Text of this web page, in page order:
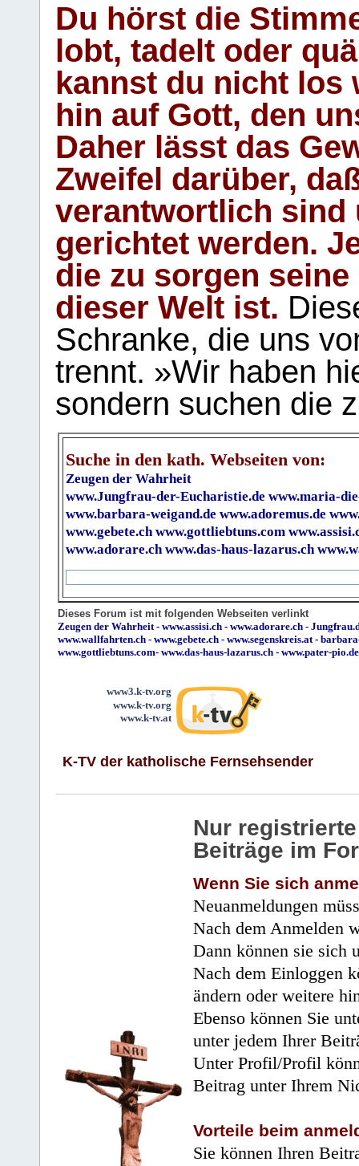
Du hörst die
lobt, tadelt oder
kannst du nicht los
hin auf Gott, den
Daher lässt das
Zweifel darüber,
verantwortlich sind
gerichtet werden.
die zu sorgen
dieser Welt ist.
Schranke, die uns
trennt. »Wir haben
sondern suchen die
Suche in den kath. Webseiten von:
Zeugen der Wahrheit
www.Jungfrau-der-Eucharistie.de www.maria-
www.barbara-weigand.de www.adoremus.de
www.gebete.ch www.gottliebtuns.com
www.adorare.ch www.das-haus-lazarus.ch
Dieses Forum ist mit folgenden Webseiten verlinkt
Zeugen der Wahrheit- www.assisi.ch - www.adorare.ch -
www.wallfahrten.ch - www.gebete.ch - www.segenskreis.at-
www.gottliebtuns.com- www.das-haus-lazarus.ch - www.pater-pio.de
www3.k-tv.org
www.k-tv.org
www.k-tv.at
K-TV der katholische Fernsehsender
Nur
Beiträge im
Wenn Sie sich
Neuanmeldungen
Nach dem Anmelden
Dann können sie sich
Nach dem Einloggen
ändern oder weitere
Ebenso können Sie
unter jedem Ihrer
Unter Profil/Profil
Beitrag unter Ihrem
Vorteile beim
Sie können Ihren